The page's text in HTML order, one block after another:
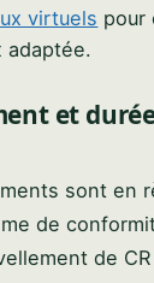
virtuels pour
adaptée.
et
sont en
de
de